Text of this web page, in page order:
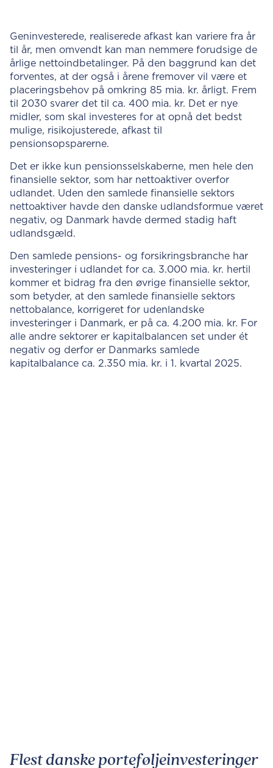
Geninvesterede, realiserede afkast kan variere fra år
til år, men omvendt kan man nemmere forudsige de
årlige nettoindbetalinger. På den baggrund kan det
forventes, at der også i årene fremover vil være et
placeringsbehov på omkring 85 mia. kr. årligt. Frem
til 2030 svarer det til ca. 400 mia. kr. Det er nye
midler, som skal investeres for at opnå det bedst
mulige, risikojusterede, afkast til
pensionsopsparerne.
Det er ikke kun pensionsselskaberne, men hele den
finansielle sektor, som har nettoaktiver overfor
udlandet. Uden den samlede finansielle sektors
nettoaktiver havde den danske udlandsformue været
negativ, og Danmark havde dermed stadig haft
udlandsgæld.
Den samlede pensions- og forsikringsbranche har
investeringer i udlandet for ca. 3.000 mia. kr. hertil
kommer et bidrag fra den øvrige finansielle sektor,
som betyder, at den samlede finansielle sektors
nettobalance, korrigeret for udenlandske
investeringer i Danmark, er på ca. 4.200 mia. kr. For
alle andre sektorer er kapitalbalancen set under ét
negativ og derfor er Danmarks samlede
kapitalbalance ca. 2.350 mia. kr. i 1. kvartal 2025.
Flest danske porteføljeinvesteringer